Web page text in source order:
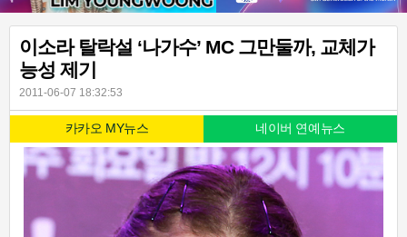
이소라 탈락설 ‘나가수’ MC 그만둘까, 교체가
능성 제기
2011-06-07 18:32:53
카카오 MY뉴스 네이버 연예뉴스